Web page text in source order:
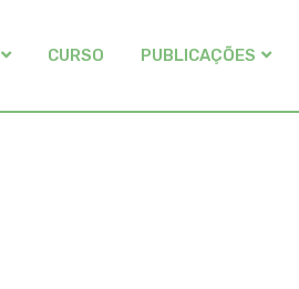
CURSO PUBLICAÇÕES